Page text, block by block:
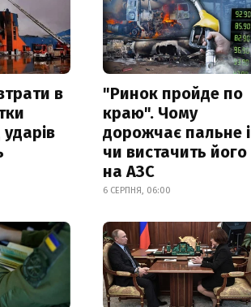
в
"Ринок пройде по
краю". Чому
дорожчає пальне і
чи вистачить його
на АЗС
6 СЕРПНЯ, 06:00